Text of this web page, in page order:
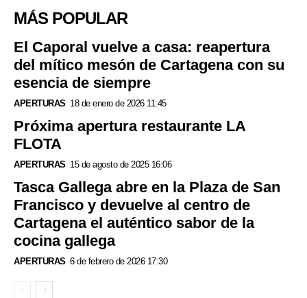
MÁS POPULAR
El Caporal vuelve a casa: reapertura
del mítico mesón de Cartagena con su
esencia de siempre
APERTURAS 18 de enero de 2026 11:45
Próxima apertura restaurante LA
FLOTA
APERTURAS 15 de agosto de 2025 16:06
Tasca Gallega abre en la Plaza de San
Francisco y devuelve al centro de
Cartagena el auténtico sabor de la
cocina gallega
APERTURAS 6 de febrero de 2026 17:30